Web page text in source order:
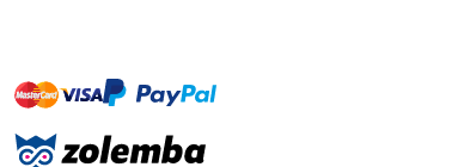
mastervisa paypal